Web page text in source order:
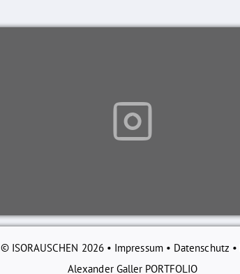
© ISORAUSCHEN 2026 • Impressum• Datenschutz •
Alexander Galler PORTFOLIO